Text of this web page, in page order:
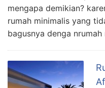
mengapa demikian?
rumah minimalis yang
bagusnya denga